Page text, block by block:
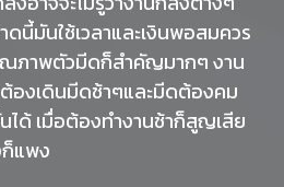
นี้มันใช้เวลาและเงินพอสมควร
ภาพตัวมีดก็สำคัญมากๆ งาน
องเดินมีดช้าๆและมีดต้องคม
ด้ เมื่อต้องทำงานช้าก็สูญเสีย
ก็แพง